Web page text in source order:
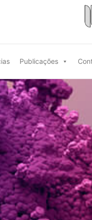
Publicações